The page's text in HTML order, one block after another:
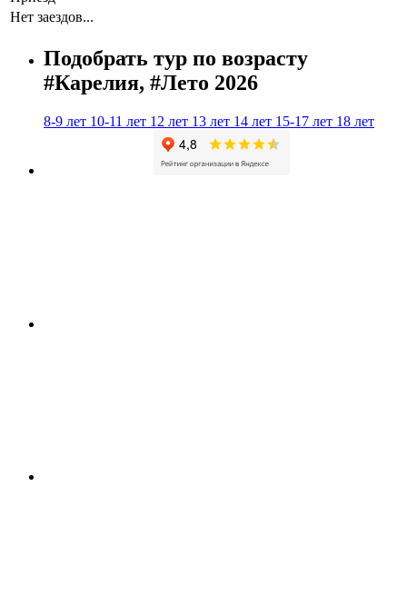
Нет заездов...
Подобрать тур по возрасту
#Карелия, #Лето 2026
8-9 лет 10-11 лет 12 лет 13 лет 14 лет 15-17 лет 18 лет